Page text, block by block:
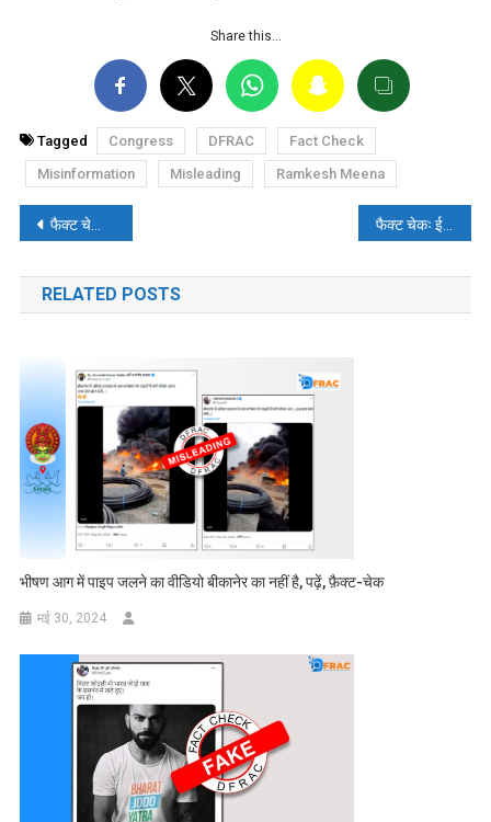
Share this…
Tagged Congress DFRAC
Fact Check
Misinformation
Misleading Ramkesh Meena
पोस्ट
नेविगेशन
फैक्ट चेकः AI जनरेटेड फोटो और गाजा का वीडियो बांग्लादेश में हिन्दुओं पर अत्याचार का बताकर वायरल
RELATED POSTS
भीषण आग में पाइप जलने का वीडियो बीकानेर का नहीं है, पढ़ें, फ़ैक्ट-चेक
मई 30, 2024